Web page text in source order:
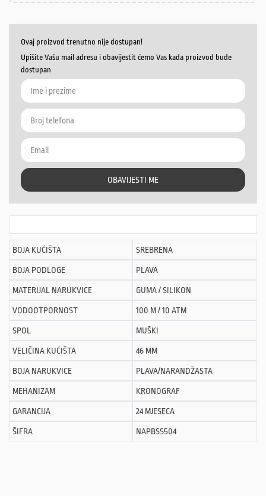
Ovaj proizvod trenutno nije dostupan!
Upišite Vašu mail adresu i obavijestit ćemo Vas kada proizvod bude
dostupan
OBAVIJESTI ME
BOJA KUĆIŠTA SREBRENA
BOJA PODLOGE PLAVA
MATERIJAL NARUKVICE GUMA / SILIKON
VODOOTPORNOST 100 M / 10 ATM
SPOL MUŠKI
VELIČINA KUĆIŠTA 46 MM
BOJA NARUKVICE PLAVA/NARANDŽASTA
MEHANIZAM KRONOGRAF
GARANCIJA 24 MJESECA
ŠIFRA NAPBSS504